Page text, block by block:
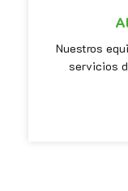
Nuestros
servicios